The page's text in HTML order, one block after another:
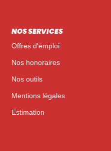
NOS SERVICES
Offres d'emploi
Nos honoraires
Nos outils
Mentions légales
Estimation